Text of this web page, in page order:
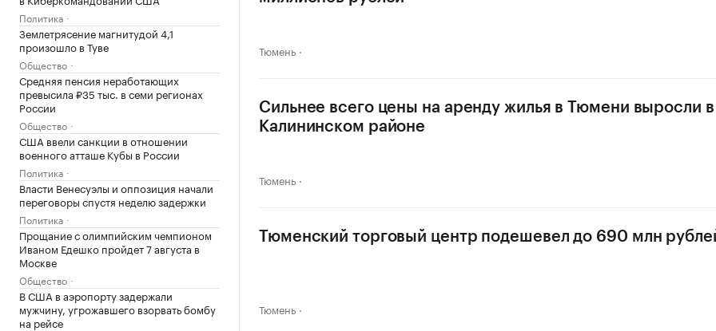
Политика
Землетрясение магнитудой 4,1
произошло в Туве
Общество
Средняя пенсия неработающих
превысила ₽35 тыс. в семи регионах
России
Общество
США ввели санкции в отношении
военного атташе Кубы в России
Политика
Власти Венесуэлы и оппозиция начали
переговоры спустя неделю задержки
Политика
Прощание с олимпийским чемпионом
Иваном Едешко пройдет 7 августа в
Москве
Общество
В США в аэропорту задержали
мужчину, угрожавшего взорвать бомбу
на рейсе
Тюмень
Сильнее всего цены на аренду жилья в Тюмени выросли в
Калининском районе
Тюмень
Тюменский торговый центр подешевел до 690 млн
Тюмень